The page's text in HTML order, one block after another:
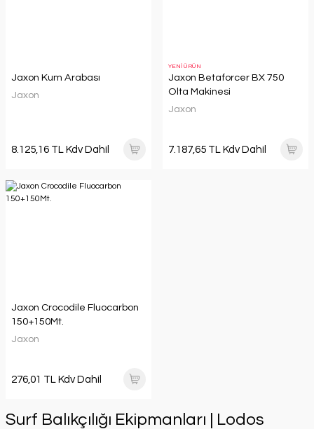
Jaxon Kum Arabası
Jaxon
8.125,16 TL Kdv Dahil
YENİ ÜRÜN
Jaxon Betaforcer BX 750
Olta Makinesi
Jaxon
7.187,65 TL Kdv Dahil
Jaxon Crocodile Fluocarbon
150+150Mt.
Jaxon
276,01 TL Kdv Dahil
Surf Balıkçılığı Ekipmanları | Lodos